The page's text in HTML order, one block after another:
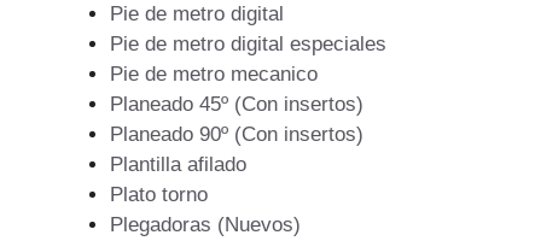
Pie de metro digital
Pie de metro digital especiales
Pie de metro mecanico
Planeado 45º (Con insertos)
Planeado 90º (Con insertos)
Plantilla afilado
Plato torno
Plegadoras (Nuevos)